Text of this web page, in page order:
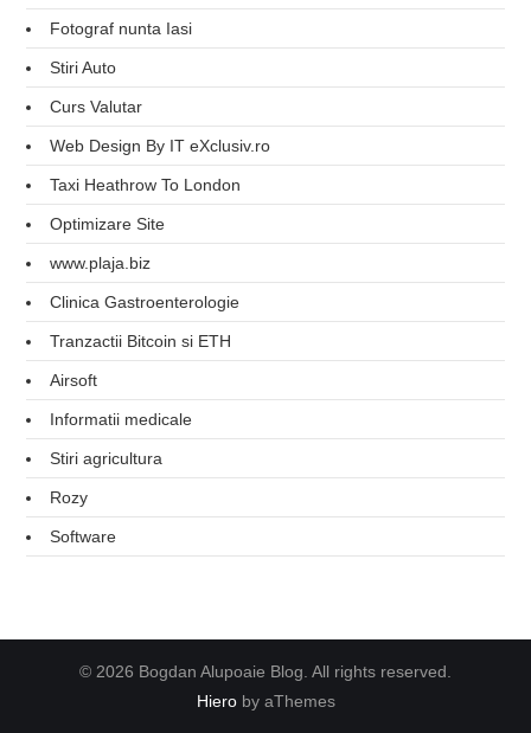
Fotograf nunta Iasi
Stiri Auto
Curs Valutar
Web Design By IT eXclusiv.ro
Taxi Heathrow To London
Optimizare Site
www.plaja.biz
Clinica Gastroenterologie
Tranzactii Bitcoin si ETH
Airsoft
Informatii medicale
Stiri agricultura
Rozy
Software
© 2026 Bogdan Alupoaie Blog. All rights reserved.
Hieroby aThemes